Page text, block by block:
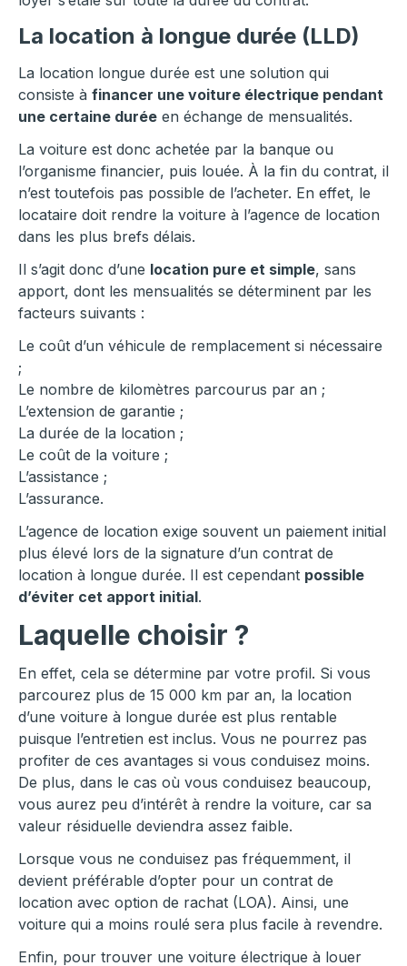
La location à longue durée (LLD)
La location longue durée est une solution qui
consiste à financer une voiture électrique pendant
une certaine durée en échange de mensualités.
La voiture est donc achetée par la banque ou
l’organisme financier, puis louée. À la fin du contrat, il
n’est toutefois pas possible de l’acheter. En effet, le
locataire doit rendre la voiture à l’agence de location
dans les plus brefs délais.
Il s’agit donc d’une location pure et simple, sans
apport, dont les mensualités se déterminent par les
facteurs suivants :
Le coût d’un véhicule de remplacement si nécessaire
;
Le nombre de kilomètres parcourus par an ;
L’extension de garantie ;
La durée de la location ;
Le coût de la voiture ;
L’assistance ;
L’assurance.
L’agence de location exige souvent un paiement initial
plus élevé lors de la signature d’un contrat de
location à longue durée. Il est cependant possible
d’éviter cet apport initial.
Laquelle choisir ?
En effet, cela se détermine par votre profil. Si vous
parcourez plus de 15 000 km par an, la location
d’une voiture à longue durée est plus rentable
puisque l’entretien est inclus. Vous ne pourrez pas
profiter de ces avantages si vous conduisez moins.
De plus, dans le cas où vous conduisez beaucoup,
vous aurez peu d’intérêt à rendre la voiture, car sa
valeur résiduelle deviendra assez faible.
Lorsque vous ne conduisez pas fréquemment, il
devient préférable d’opter pour un contrat de
location avec option de rachat (LOA). Ainsi, une
voiture qui a moins roulé sera plus facile à revendre.
Enfin, pour trouver une voiture électrique à louer